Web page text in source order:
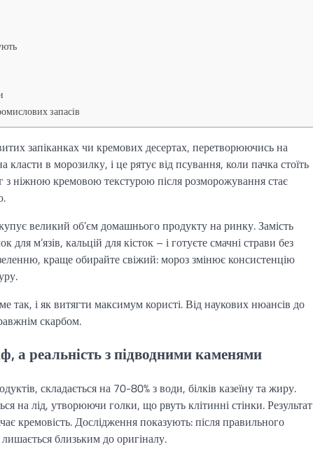
запасів
запіканках чи кремових десертах, перетворюючись на
в морозилку, і це рятує від псування, коли пачка стоїть
ніжною кремовою текстурою після розморожування стає
великий об’єм домашнього продукту на ринку. Замість
м’язів, кальцій для кісток – і готуєте смачні страви без
краще обирайте свіжий: мороз змінює консистенцію
і як витягти максимум користі. Від наукових нюансів до
скарбом.
а реальність з підводними каменями
складається на 70-80% з води, білків казеїну та жиру.
на лід, утворюючи голки, що рвуть клітинні стінки. Результат
кремовість. Дослідження показують: після правильного
близьким до оригіналу.